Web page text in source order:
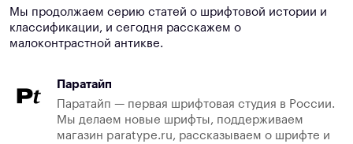
Мы продолжаем серию статей о шрифтовой истории и
классификации, и сегодня расскажем о
малоконтрастной антикве.
Паратайп
Паратайп — первая шрифтовая студия в России.
Мы делаем новые шрифты, поддерживаем
магазин paratype.ru, рассказываем о шрифте и